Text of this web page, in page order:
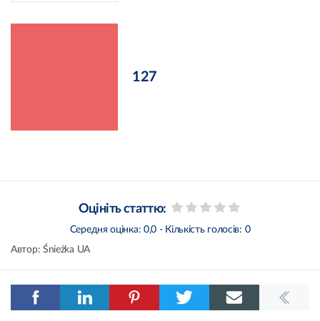
127
Оцініть статтю:
Середня оцінка: 0,0 - Кількість голосів: 0
Автор: Śnieżka UA